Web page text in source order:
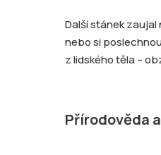
Další stánek
nebo si
z lidského těla –
Přírodověda